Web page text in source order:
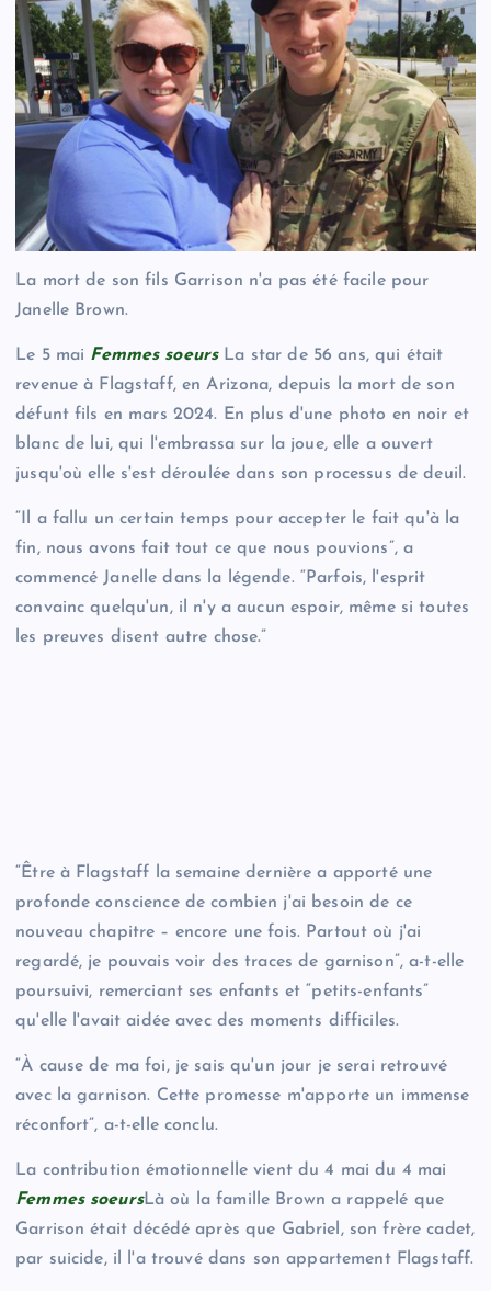
La mort de son fils Garrison n'a pas été facile pour
Janelle Brown.
Le 5 mai Femmes soeursLa star de 56 ans, qui était
revenue à Flagstaff, en Arizona, depuis la mort de son
défunt fils en mars 2024. En plus d'une photo en noir et
blanc de lui, qui l'embrassa sur la joue, elle a ouvert
jusqu'où elle s'est déroulée dans son processus de deuil.
“Il a fallu un certain temps pour accepter le fait qu'à la
fin, nous avons fait tout ce que nous pouvions”, a
commencé Janelle dans la légende. “Parfois, l'esprit
convainc quelqu'un, il n'y a aucun espoir, même si toutes
les preuves disent autre chose.”
“Être à Flagstaff la semaine dernière a apporté une
profonde conscience de combien j'ai besoin de ce
nouveau chapitre – encore une fois. Partout où j'ai
regardé, je pouvais voir des traces de garnison”, a-t-elle
poursuivi, remerciant ses enfants et “petits-enfants”
qu'elle l'avait aidée avec des moments difficiles.
“À cause de ma foi, je sais qu'un jour je serai retrouvé
avec la garnison. Cette promesse m'apporte un immense
réconfort”, a-t-elle conclu.
La contribution émotionnelle vient du 4 mai du 4 mai
Femmes soeursLà où la famille Brown a rappelé que
Garrison était décédé après que Gabriel, son frère cadet,
par suicide, il l'a trouvé dans son appartement Flagstaff.